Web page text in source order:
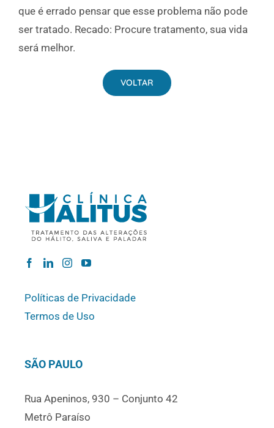
que é errado pensar que esse problema não pode
ser tratado. Recado: Procure tratamento, sua vida
será melhor.
VOLTAR
Políticas de Privacidade
Termos de Uso
SÃO PAULO
Rua Apeninos, 930 – Conjunto 42
Metrô Paraíso